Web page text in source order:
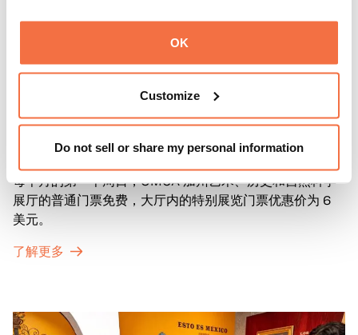
OK
Customize
Do not sell or share my personal information
第一主日
每个月的第一个周日，OMCA 加州艺术、历史和自然科学
展厅的普通门票免费，大厅内的特别展览门票优惠价为 6
美元。
了解更多